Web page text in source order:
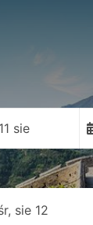
sie
sie 12